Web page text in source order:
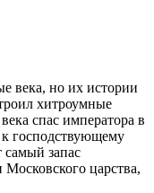
века, но их истории
хитроумные
спас императора в
господствующему
самый запас
царства,